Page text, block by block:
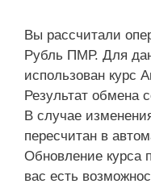
Вы рассчитали
Рубль ПМР. Для
использован курс
Результат обмена
В случае
пересчитан в
Обновление курса
вас есть